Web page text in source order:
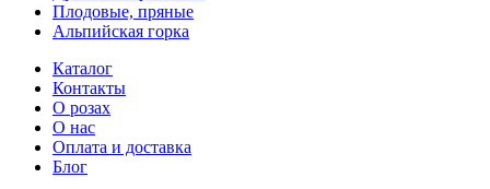
Плодовые, пряные
Альпийская горка
Каталог
Контакты
О розах
О нас
Оплата и доставка
Блог